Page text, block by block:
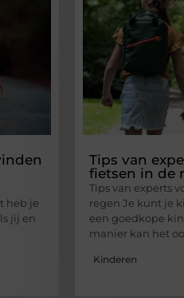
heb je
jij en
Tips van
fietsen in de
Tips van experts
regen Je kunt je
een goedkope
manier kan het
Kinderen